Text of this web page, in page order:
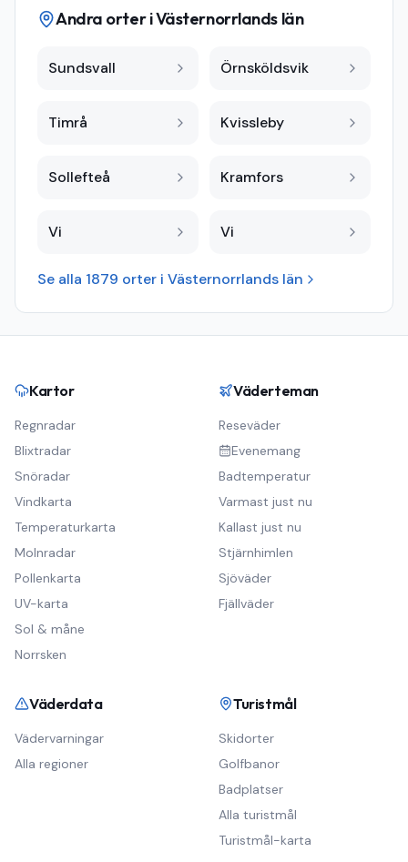
Andra orter iVästernorrlands län
Sundsvall Örnsköldsvik
Timrå Kvissleby
Sollefteå Kramfors
Vi Vi
Se alla 1879 orter i Västernorrlands län
Kartor
Regnradar
Blixtradar
Snöradar
Vindkarta
Temperaturkarta
Molnradar
Pollenkarta
UV-karta
Sol & måne
Norrsken
Väderteman
Reseväder
Evenemang
Badtemperatur
Varmast just nu
Kallast just nu
Stjärnhimlen
Sjöväder
Fjällväder
Väderdata
Vädervarningar
Alla regioner
Turistmål
Skidorter
Golfbanor
Badplatser
Alla turistmål
Turistmål-karta